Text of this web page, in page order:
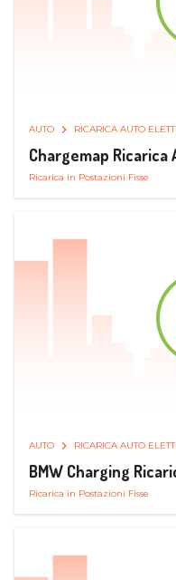
AUTO RICARICA AUTO
Chargemap
Ricarica in Postazioni Fisse
AUTO RICARICA AUTO
BMW Charging
Ricarica in Postazioni Fisse